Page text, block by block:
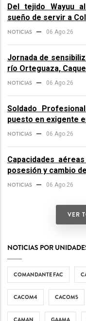
Del tejido Wayuu
sueño de servir a
NOTICIAS 06 Ago 26
Jornada de
río Orteguaza,
NOTICIAS 06 Ago 26
Soldado
puesto en exigente
NOTICIAS 06 Ago 26
Capacidades
posesión y cambio
NOTICIAS 06 Ago 26
VER
NOTICIAS POR
COMANDANTE FAC
CACOM4 CACOM5